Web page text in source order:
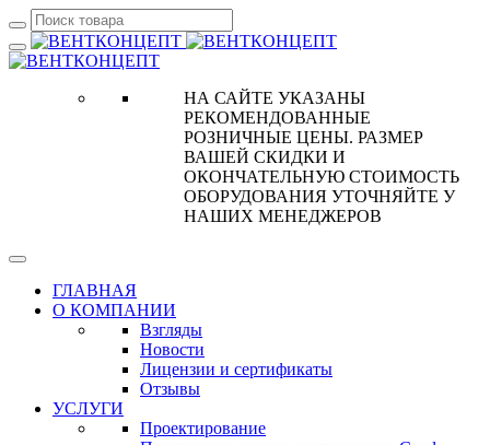
НА САЙТЕ УКАЗАНЫ
РЕКОМЕНДОВАННЫЕ
РОЗНИЧНЫЕ ЦЕНЫ. РАЗМЕР
ВАШЕЙ СКИДКИ И
ОКОНЧАТЕЛЬНУЮ СТОИМОСТЬ
ОБОРУДОВАНИЯ УТОЧНЯЙТЕ У
НАШИХ МЕНЕДЖЕРОВ
ГЛАВНАЯ
О КОМПАНИИ
Взгляды
Новости
Лицензии и сертификаты
Отзывы
УСЛУГИ
Проектирование